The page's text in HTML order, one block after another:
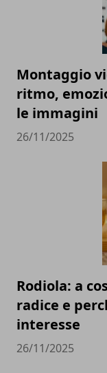
Montaggio
ritmo,
le immagini
26/11/2025
Rodiola: a
radice e
interesse
26/11/2025